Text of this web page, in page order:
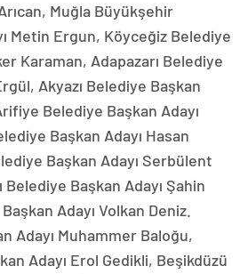
Muğla Büyükşehir
Metin Ergun, Köyceğiz Belediye
Karaman, Adapazarı Belediye
Akyazı Belediye Başkan
Belediye Başkan Adayı
Başkan Adayı Hasan
Başkan Adayı Serbülent
Belediye Başkan Adayı Şahin
Adayı Volkan Deniz.
Adayı Muhammer Baloğu,
Adayı Erol Gedikli, Beşikdüzü